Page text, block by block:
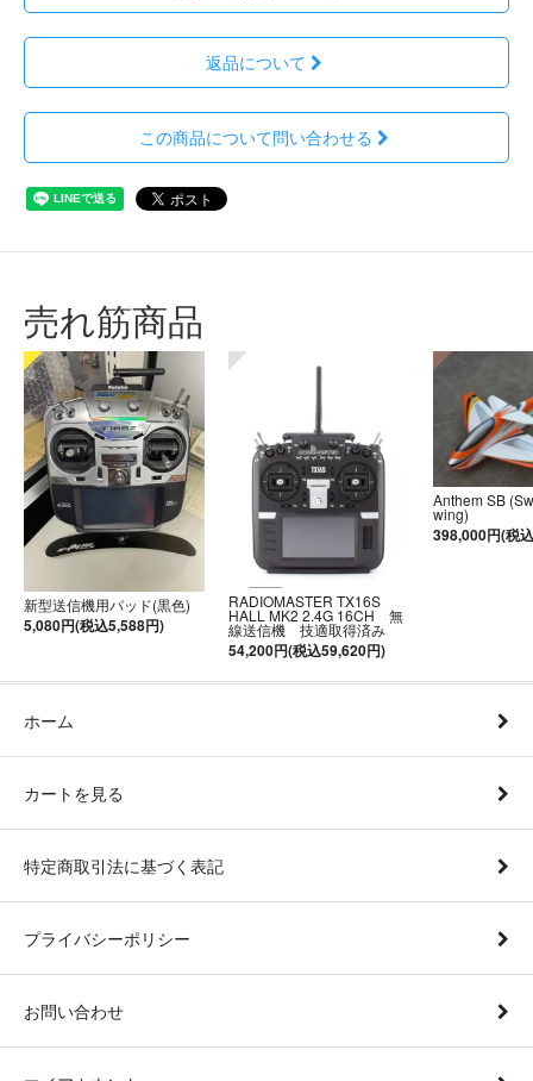
返品について
この商品について問い合わせる
売れ筋商品
新型送信機用パッド(黒色)
5,080円(税込5,588円)
RADIOMASTER TX16S
HALL MK2 2.4G 16CH 無
線送信機 技適取得済み
54,200円(税込59,620円)
Anthem SB
wing)
398,000円(税
ホーム
カートを見る
特定商取引法に基づく表記
プライバシーポリシー
お問い合わせ